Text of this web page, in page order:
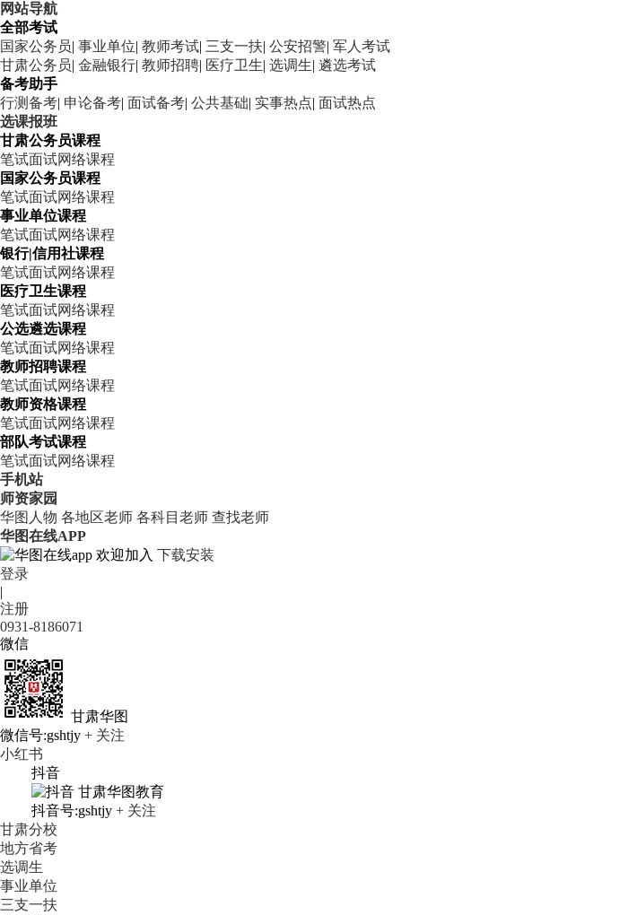
网站导航
全部考试
国家公务员| 事业单位| 教师考试| 三支一扶| 公安招警| 军人考试
甘肃公务员| 金融银行| 教师招聘| 医疗卫生| 选调生| 遴选考试
备考助手
行测备考| 申论备考| 面试备考| 公共基础| 实事热点| 面试热点
选课报班
甘肃公务员课程
笔试面试网络课程
国家公务员课程
笔试面试网络课程
事业单位课程
笔试面试网络课程
银行|信用社课程
笔试面试网络课程
医疗卫生课程
笔试面试网络课程
公选遴选课程
笔试面试网络课程
教师招聘课程
笔试面试网络课程
教师资格课程
笔试面试网络课程
部队考试课程
笔试面试网络课程
手机站
师资家园
华图人物 各地区老师 各科目老师 查找老师
华图在线APP
欢迎加入 下载安装
登录
|
注册
0931-8186071
微信
甘肃华图
微信号:gshtjy + 关注
小红书
抖音
甘肃华图教育
抖音号:gshtjy + 关注
甘肃分校
地方省考
选调生
事业单位
三支一扶